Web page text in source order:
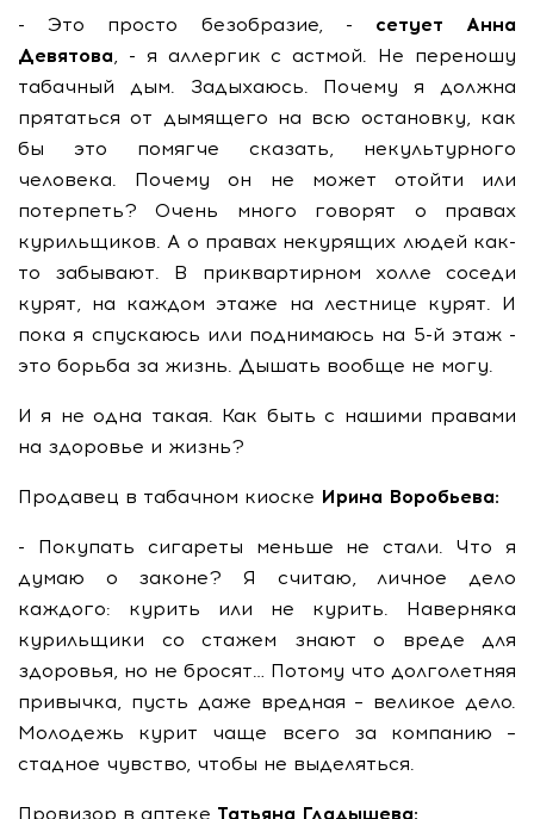
- Это просто безобразие, - сетует Анна
Девятова, - я аллергик с астмой. Не переношу
табачный дым. Задыхаюсь. Почему я должна
прятаться от дымящего на всю остановку, как
бы это помягче сказать, некультурного
человека. Почему он не может отойти или
потерпеть? Очень много говорят о правах
курильщиков. А о правах некурящих людей как-
то забывают. В приквартирном холле соседи
курят, на каждом этаже на лестнице курят. И
пока я спускаюсь или поднимаюсь на 5-й этаж -
это борьба за жизнь. Дышать вообще не могу.
И я не одна такая. Как быть с нашими правами
на здоровье и жизнь?
Продавец в табачном киоске Ирина Воробьева:
- Покупать сигареты меньше не стали. Что я
думаю о законе? Я считаю, личное дело
каждого: курить или не курить. Наверняка
курильщики со стажем знают о вреде для
здоровья, но не бросят… Потому что долголетняя
привычка, пусть даже вредная – великое дело.
Молодежь курит чаще всего за компанию –
стадное чувство, чтобы не выделяться.
Провизор в аптеке Татьяна Гладышева: